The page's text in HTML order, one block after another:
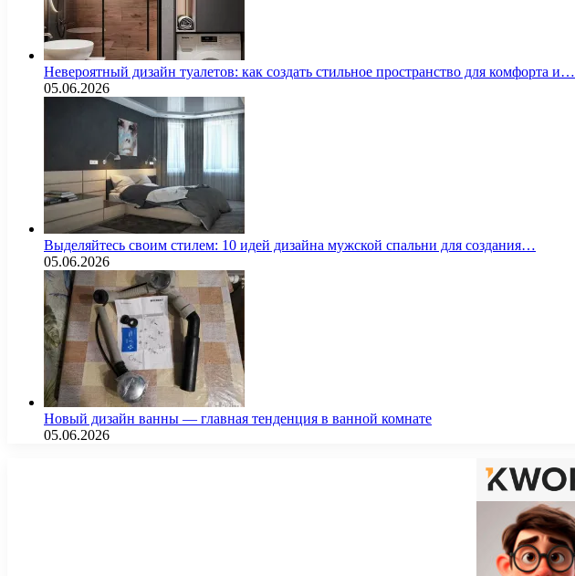
Невероятный дизайн туалетов: как создать стильное пространство для комфорта и…
05.06.2026
Выделяйтесь своим стилем: 10 идей дизайна мужской спальни для создания…
05.06.2026
Новый дизайн ванны — главная тенденция в ванной комнате
05.06.2026